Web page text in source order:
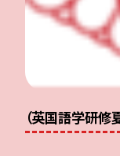
（英国語学研